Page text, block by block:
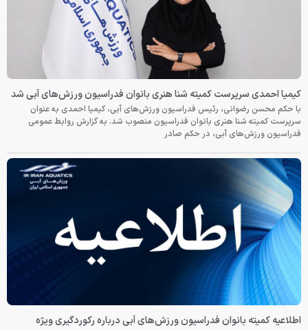
کیمیا احمدی سرپرست کمیته شنا هنری بانوان فدراسیون ورزش‌های آبی شد
با حکم محسن رضوانی، رئیس فدراسیون ورزش‌های آبی، کیمیا احمدی به عنوان
سرپرست کمیته شنا هنری بانوان فدراسیون منصوب شد. به گزارش روابط عمومی
فدراسیون ورزش‌های آبی، در حکم صادر
اطلاعیه کمیته بانوان فدراسیون ورزش‌های آبی درباره رکوردگیری ویژه